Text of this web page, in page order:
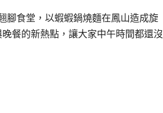
腳食堂，以蝦蝦鍋燒麵在鳳山造成旋
餐的新熱點，讓大家中午時間都還沒